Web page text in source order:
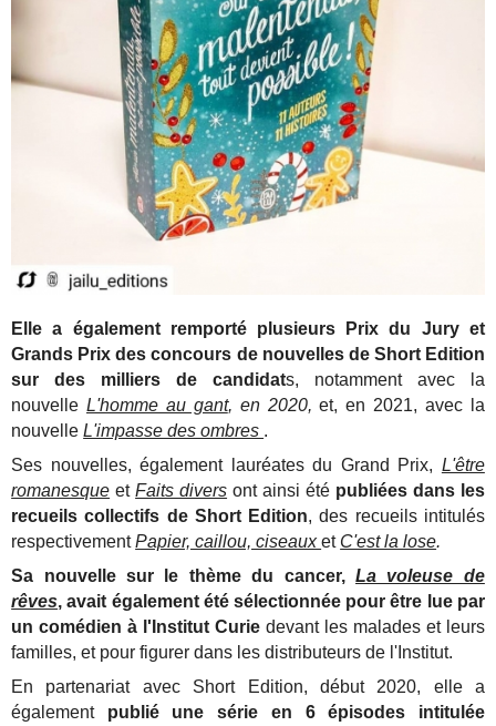
Elle a également remporté plusieurs Prix du Jury et
Grands Prix des concours de nouvelles de Short Edition
sur des milliers de candidats, notamment avec la
nouvelle L'homme au gant, en 2020, et, en 2021, avec la
nouvelleL'impasse des ombres .
Ses nouvelles, également lauréates du Grand Prix, L'être
romanesque etFaits divers ont ainsi été publiées dans les
recueils collectifs de Short Edition, des recueils intitulés
respectivementPapier, caillou, ciseauxet C'est la lose.
Sa nouvelle sur le thème du cancer,La voleuse de
rêves, avait également été sélectionnée pour être lue par
un comédien à l'Institut Curie devant les malades et leurs
familles, et pour figurer dans les distributeurs de l'Institut.
En partenariat avec Short Edition, début 2020, elle a
également publié une série en 6 épisodes intitulée